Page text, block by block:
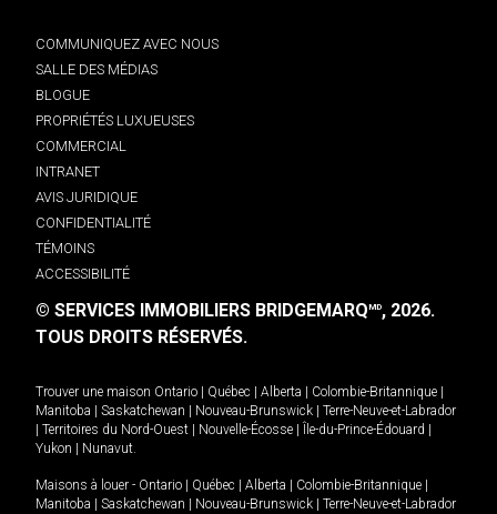
COMMUNIQUEZ AVEC NOUS
SALLE DES MÉDIAS
BLOGUE
PROPRIÉTÉS LUXUEUSES
COMMERCIAL
INTRANET
AVIS JURIDIQUE
CONFIDENTIALITÉ
TÉMOINS
ACCESSIBILITÉ
© SERVICES IMMOBILIERS BRIDGEMARQMD, 2026.
TOUS DROITS RÉSERVÉS.
Trouver une maison Ontario Québec Alberta Colombie-Britannique
Manitoba
Saskatchewan Nouveau-Brunswick
Terre-Neuve-et-Labrador
Territoires du Nord-Ouest Nouvelle-Écosse Île-du-Prince-Édouard
Yukon
Nunavut.
Maisons à louer - Ontario Québec Alberta Colombie-Britannique
Manitoba
Saskatchewan Nouveau-Brunswick
Terre-Neuve-et-Labrador